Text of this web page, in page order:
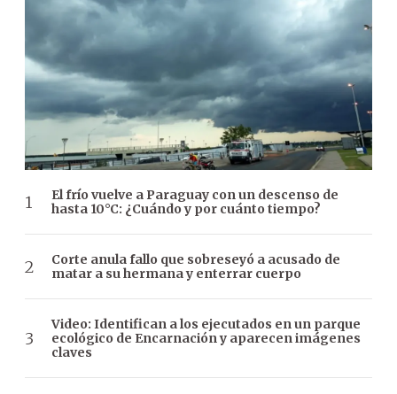
El frío vuelve a Paraguay con un descenso de
hasta 10°C: ¿Cuándo y por cuánto tiempo?
Corte anula fallo que sobreseyó a acusado de
matar a su hermana y enterrar cuerpo
Video: Identifican a los ejecutados en un parque
ecológico de Encarnación y aparecen imágenes
claves